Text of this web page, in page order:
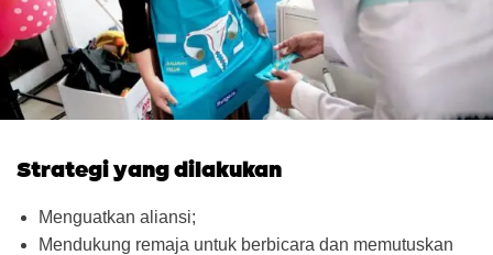
Strategi yang dilakukan
Menguatkan aliansi;
Mendukung remaja untuk berbicara dan memutuskan